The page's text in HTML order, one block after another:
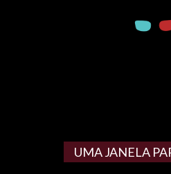
UMA JANELA